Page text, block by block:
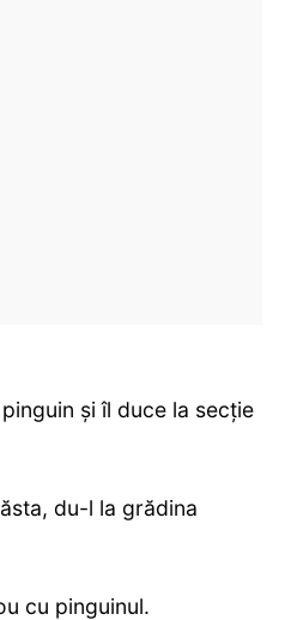
şi îl duce la secţie
du-l la grădina
cu pinguinul.